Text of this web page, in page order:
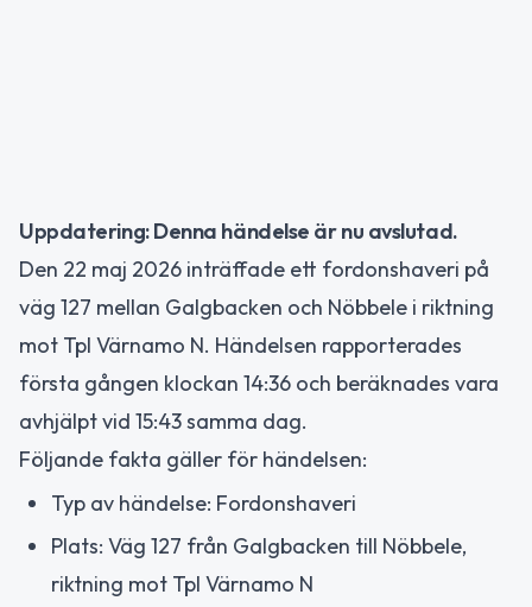
Uppdatering: Denna händelse är nu avslutad.
Den 22 maj 2026 inträffade ett fordonshaveri på
väg 127 mellan Galgbacken och Nöbbele i riktning
mot Tpl Värnamo N. Händelsen rapporterades
första gången klockan 14:36 och beräknades vara
avhjälpt vid 15:43 samma dag.
Följande fakta gäller för händelsen:
Typ av händelse: Fordonshaveri
Plats: Väg 127 från Galgbacken till Nöbbele,
riktning mot Tpl Värnamo N